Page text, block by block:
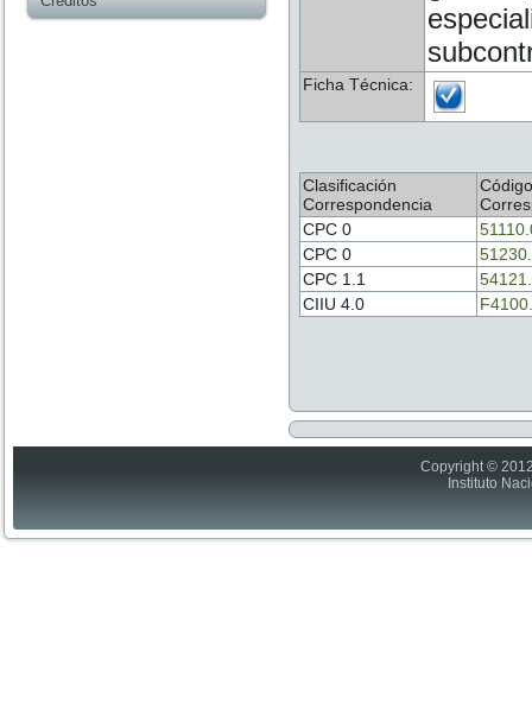
Ficha Técnica:
Clasificación
Correspondencia
Código
CPC 0
CPC 0
CPC 1.1
CIIU 4.0
Copyright ©
Instituto